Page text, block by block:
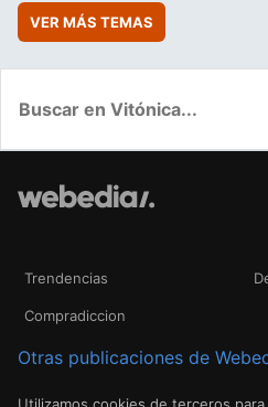
VER MÁS TEMAS
Trendencias
Compradiccion
Otras publicaciones de